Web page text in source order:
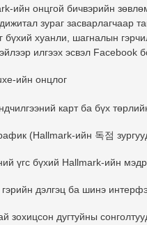
ийн онцгой бичвэрийн
зураг
бүхий хуанли, шагналын
илгээх эсвэл
ийн онцлог
карт ба бүх
(Hallmark-ийн 독점
үгс бүхий Hallmark-ийн
дэлгэц ба шинэ
зохицсон дугтуйны